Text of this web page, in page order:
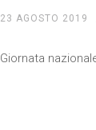
23 AGOSTO 2019
Giornata